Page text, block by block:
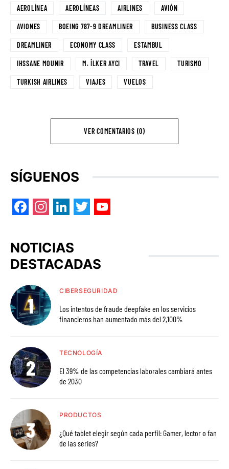
AEROLÍNEA AEROLÍNEAS AIRLINES AVIÓN
AVIONES BOEING 787-9 DREAMLINER BUSINESS CLASS
DREAMLINER ECONOMY CLASS ESTAMBUL
IHSSANE MOUNIR M. İLKER AYCI TRAVEL TURISMO
TURKISH AIRLINES VIAJES VUELOS
VER COMENTARIOS (0)
SÍGUENOS
NOTICIAS
DESTACADAS
CIBERSEGURIDAD
Los intentos de fraude deepfake en los servicios
financieros han aumentado más del 2,100%
TECNOLOGÍA
El 39% de las competencias laborales cambiará antes
de 2030
PRODUCTOS
¿Qué tablet elegir según cada perfil: Gamer, lector o fan
de las series?